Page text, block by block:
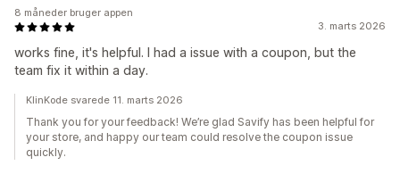
3. marts 2026
works fine, it's helpful. I had a issue with a coupon, but the
team fix it within a day.
8 måneder bruger appen
KlinKode svarede 11. marts 2026
Thank you for your feedback! We’re glad Savify has been helpful for
your store, and happy our team could resolve the coupon issue
quickly.